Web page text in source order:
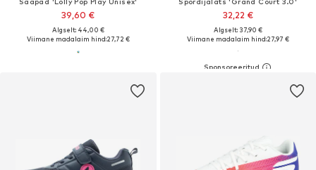
39,60 €
Algselt: 44,00 €
Viimane madalaim hind:27,72 €
32,22 €
Algselt: 37,90 €
Viimane madalaim hind:27,97 €